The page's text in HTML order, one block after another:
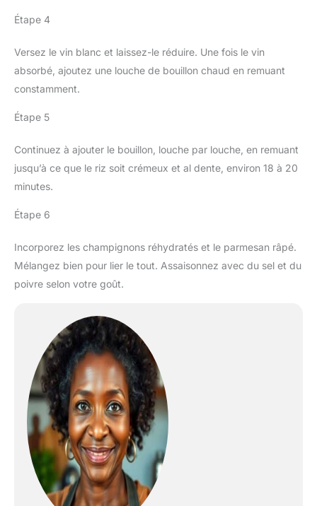
Étape 4
Versez le vin blanc et laissez-le réduire. Une fois le vin
absorbé, ajoutez une louche de bouillon chaud en remuant
constamment.
Étape 5
Continuez à ajouter le bouillon, louche par louche, en remuant
jusqu’à ce que le riz soit crémeux et al dente, environ 18 à 20
minutes.
Étape 6
Incorporez les champignons réhydratés et le parmesan râpé.
Mélangez bien pour lier le tout. Assaisonnez avec du sel et du
poivre selon votre goût.